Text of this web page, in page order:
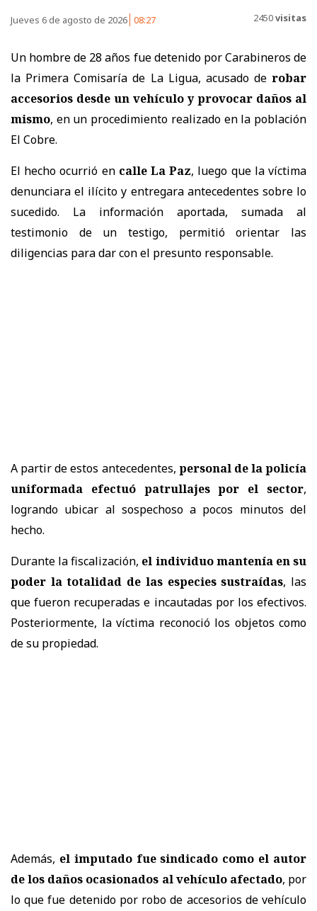
Jueves 6 de agosto de 2026 08:27 2450visitas
Un hombre de 28 años fue detenido por Carabineros de
la Primera Comisaría de La Ligua, acusado de robar
accesorios desde un vehículo y provocar daños al
mismo, en un procedimiento realizado en la población
El Cobre.
El hecho ocurrió en calle La Paz, luego que la víctima
denunciara el ilícito y entregara antecedentes sobre lo
sucedido. La información aportada, sumada al
testimonio de un testigo, permitió orientar las
diligencias para dar con el presunto responsable.
A partir de estos antecedentes, personal de la policía
uniformada efectuó patrullajes por el sector,
logrando ubicar al sospechoso a pocos minutos del
hecho.
Durante la fiscalización, el individuo mantenía en su
poder la totalidad de las especies sustraídas, las
que fueron recuperadas e incautadas por los efectivos.
Posteriormente, la víctima reconoció los objetos como
de su propiedad.
Además, el imputado fue sindicado como el autor
de los daños ocasionados al vehículo afectado, por
lo que fue detenido por robo de accesorios de vehículo